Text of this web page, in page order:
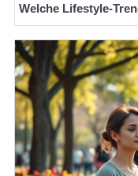
Welche Lifestyle-